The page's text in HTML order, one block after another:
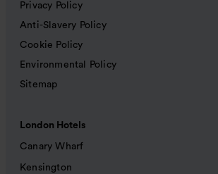
Privacy Policy
Anti-Slavery Policy
Cookie Policy
Environmental Policy
Sitemap
London Hotels
Canary Wharf
Kensington